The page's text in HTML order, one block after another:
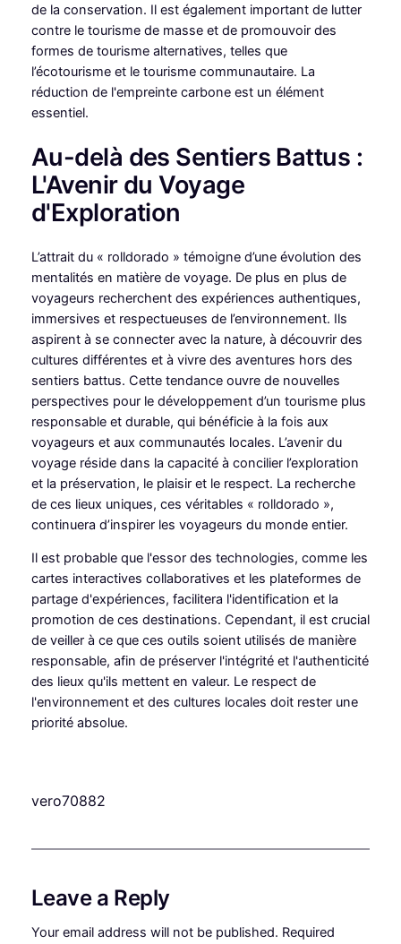
de la conservation. Il est également important de lutter
contre le tourisme de masse et de promouvoir des
formes de tourisme alternatives, telles que
l’écotourisme et le tourisme communautaire. La
réduction de l'empreinte carbone est un élément
essentiel.
Au-delà des Sentiers Battus :
L'Avenir du Voyage
d'Exploration
L’attrait du « rolldorado » témoigne d’une évolution des
mentalités en matière de voyage. De plus en plus de
voyageurs recherchent des expériences authentiques,
immersives et respectueuses de l’environnement. Ils
aspirent à se connecter avec la nature, à découvrir des
cultures différentes et à vivre des aventures hors des
sentiers battus. Cette tendance ouvre de nouvelles
perspectives pour le développement d’un tourisme plus
responsable et durable, qui bénéficie à la fois aux
voyageurs et aux communautés locales. L’avenir du
voyage réside dans la capacité à concilier l’exploration
et la préservation, le plaisir et le respect. La recherche
de ces lieux uniques, ces véritables « rolldorado »,
continuera d’inspirer les voyageurs du monde entier.
Il est probable que l'essor des technologies, comme les
cartes interactives collaboratives et les plateformes de
partage d'expériences, facilitera l'identification et la
promotion de ces destinations. Cependant, il est crucial
de veiller à ce que ces outils soient utilisés de manière
responsable, afin de préserver l'intégrité et l'authenticité
des lieux qu'ils mettent en valeur. Le respect de
l'environnement et des cultures locales doit rester une
priorité absolue.
vero70882
Leave a Reply
Your email address will not be published. Required